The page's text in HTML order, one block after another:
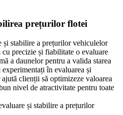
prețurilor flotei
stabilire a prețurilor vehiculelor
precizie și fiabilitate o evaluare
a daunelor pentru a valida starea
în evaluarea și
clienții să optimizeze valoarea
nivel de atractivitate pentru toate
și stabilire a prețurilor